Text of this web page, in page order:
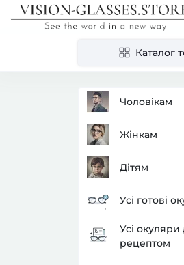
Каталог
Чоловікам
Жінкам
Дітям
Усі готові
Усі окуляри
рецептом